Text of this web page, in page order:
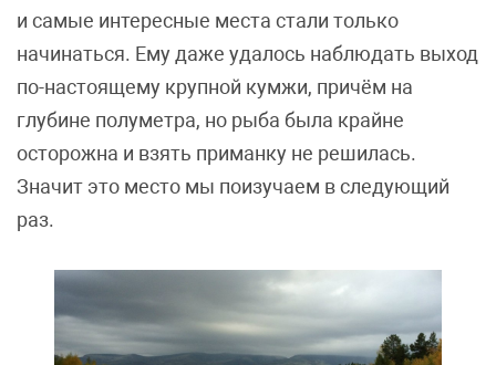
и самые интересные места стали только
начинаться. Ему даже удалось наблюдать выход
по-настоящему крупной кумжи, причём на
глубине полуметра, но рыба была крайне
осторожна и взять приманку не решилась.
Значит это место мы поизучаем в следующий
раз.